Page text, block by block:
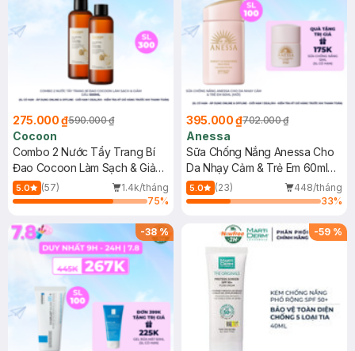
275.000 ₫590.000 ₫
Cocoon
Combo 2 Nước Tẩy Trang Bí
Đao Cocoon Làm Sạch & Giảm
Dầu 500ml
5.0 (57)
1.4k/tháng
75%
395.000 ₫702.000 ₫
Anessa
Sữa Chống Nắng Anessa Cho
Da Nhạy Cảm & Trẻ Em 60ml
(Mới)
5.0 (23)
448/tháng
33%
-38% -59 %